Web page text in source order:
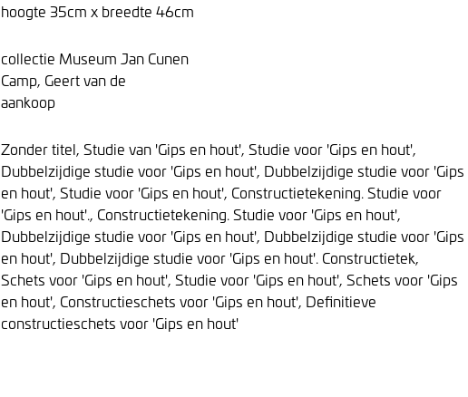
hoogte 35cm x breedte 46cm
collectie Museum Jan Cunen
Camp, Geert van de
aankoop
Zonder titel, Studie van 'Gips en hout', Studie voor 'Gips en hout',
Dubbelzijdige studie voor 'Gips en hout', Dubbelzijdige studie voor 'Gips
en hout', Studie voor 'Gips en hout', Constructietekening. Studie voor
'Gips en hout'., Constructietekening. Studie voor 'Gips en hout',
Dubbelzijdige studie voor 'Gips en hout', Dubbelzijdige studie voor 'Gips
en hout', Dubbelzijdige studie voor 'Gips en hout'. Constructietek,
Schets voor 'Gips en hout', Studie voor 'Gips en hout', Schets voor 'Gips
en hout', Constructieschets voor 'Gips en hout', Definitieve
constructieschets voor 'Gips en hout'